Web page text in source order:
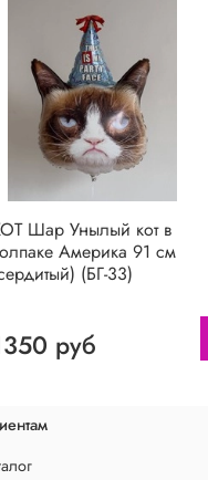
Шар Унылый кот в
Америка 91 см
(БГ-33)
руб